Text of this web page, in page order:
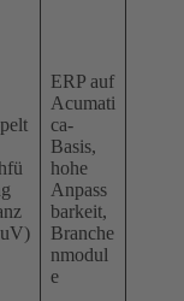
ERP auf
Acumati
ca-
Basis,
hohe
Anpass
barkeit,
Branche
nmodul
e